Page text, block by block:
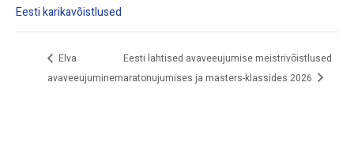
Eesti karikavõistlused
Elva
avaveeujumine
Eesti lahtised avaveeujumise meistrivõistlused
maratonujumises ja masters-klassides 2026